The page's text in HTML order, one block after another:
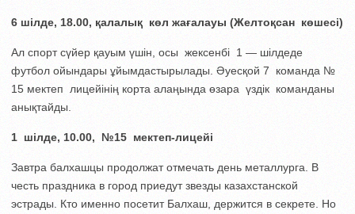
6 шілде, 18.00, қалалық көл жағалауы (Желтоқсан көшесі)
Ал спорт сүйер қауым үшін, осы жексенбі 1 — шілдеде
футбол ойындары ұйымдастырылады. Әуесқой 7 команда №
15 мектеп лицейінің корта алаңында өзара үздік команданы
анықтайды.
1 шілде, 10.00, №15 мектеп-лицейі
Завтра балхашцы продолжат отмечать день металлурга. В
честь праздника в город приедут звезды казахстанской
эстрады. Кто именно посетит Балхаш, держится в секрете. Но